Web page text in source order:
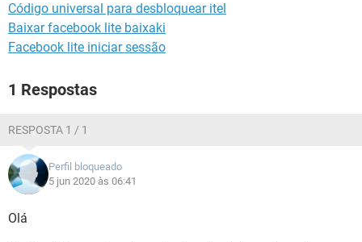
Código universal para desbloquear itel
Baixar facebook lite baixaki
Facebook lite iniciar sessão
1 Respostas
RESPOSTA 1 / 1
Perfil bloqueado
5 jun 2020 às 06:41
Olá